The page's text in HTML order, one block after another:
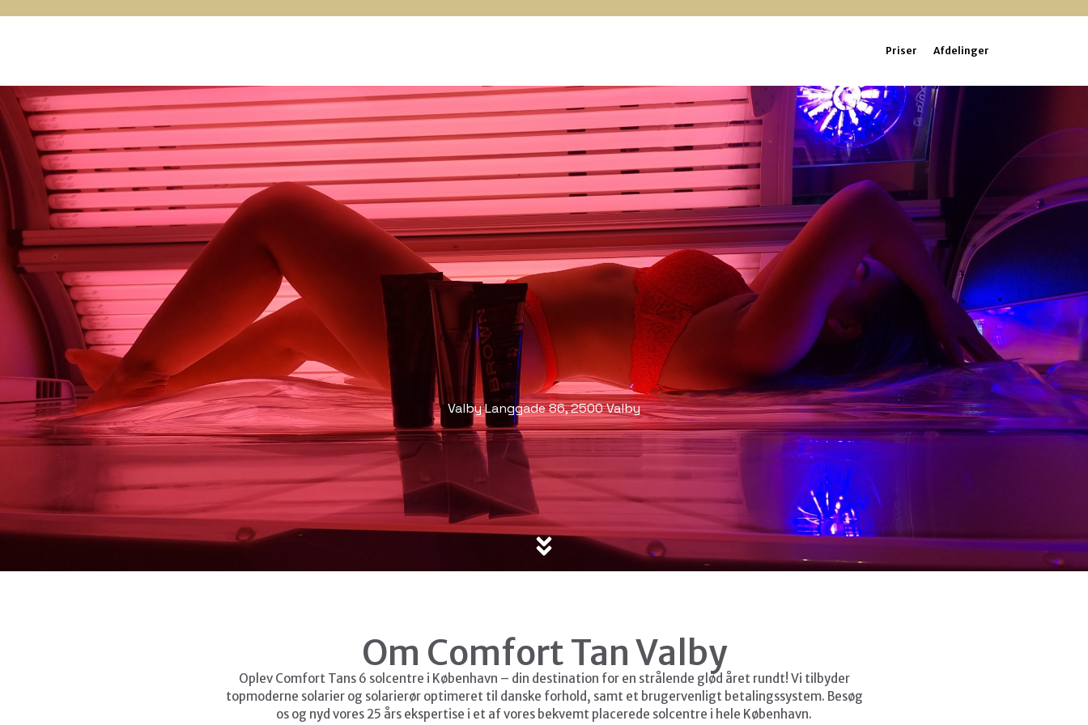
Priser Afdelinger
Valby Langgade 86, 2500 Valby
Om Comfort Tan Valby
Oplev Comfort Tans 6 solcentre i København – din destination for en strålende glød året rundt! Vi tilbyder
topmoderne solarier og solarierør optimeret til danske forhold, samt et brugervenligt betalingssystem. Besøg
os og nyd vores 25 års ekspertise i et af vores bekvemt placerede solcentre i hele København.